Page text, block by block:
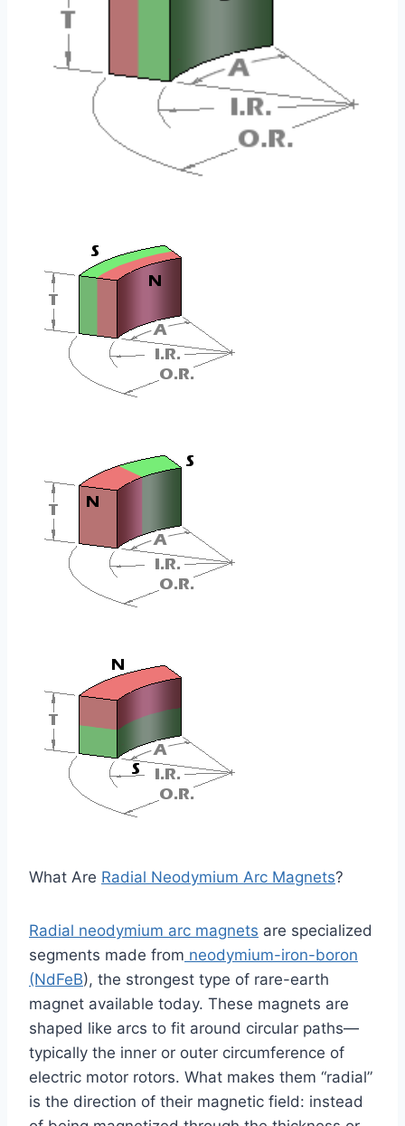
What Are Radial Neodymium Arc Magnets?
Radial neodymium arc magnets are specialized
segments made from neodymium-iron-boron
(NdFeB), the strongest type of rare-earth
magnet available today. These magnets are
shaped like arcs to fit around circular paths—
typically the inner or outer circumference of
electric motor rotors. What makes them “radial”
is the direction of their magnetic field: instead